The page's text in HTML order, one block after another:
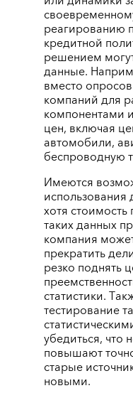
реагированию
кредитной
решением
данные.
вместо
компаний для
компонентами
цен, включая
автомобили,
беспроводную
Имеются
использования
хотя
таких данных
компания
прекратить
резко поднять
статистики.
тестирование
убедиться, что
повышают
старые
новыми.